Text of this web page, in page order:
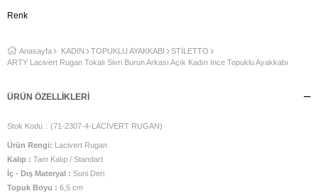
Renk
Anasayfa KADIN TOPUKLU AYAKKABI
STİLETTO
ARTY Lacivert Rugan Tokalı Sivri Burun Arkası Açık Kadın İnce Topuklu Ayakkabı
ÜRÜN ÖZELLIKLERI
Stok Kodu (71-2307-4-LACİVERT RUGAN)
Ürün Rengi: Lacivert Rugan
Kalıp : Tam Kalıp / Standart
İç - Dış Materyal : Suni Deri
Topuk Boyu : 6,5 cm